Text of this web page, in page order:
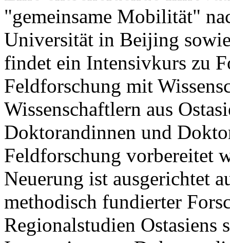
"gemeinsame Mobilität"
Universität in Beijing
findet ein Intensivkurs zu
Feldforschung mit
Wissenschaftlern aus
Doktorandinnen und
Feldforschung vorbereitet
Neuerung ist ausgerichtet
methodisch fundierter
Regionalstudien